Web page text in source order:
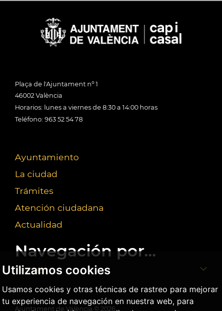
Utilizamos cookies
Usamos cookies y otras técnicas de rastreo para mejorar
tu experiencia de navegación en nuestra web, para
Plaça de l'Ajuntament nº 1
46002 València
Horarios: lunes a viernes de 8:30 a 14:00 horas
Teléfono: 963 52 54 78
Ayuntamiento
La ciudad
Trámites
Atención ciudadana
Actualidad
Navegación por...
Temas
Ajuntament de València © 2026